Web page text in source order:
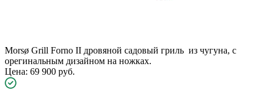
Morsø Grill Forno II дровяной садовый гриль из чугуна, с
орегинальным дизайном на ножках.
Цена: 69 900 руб.